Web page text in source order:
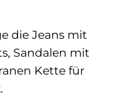
die Jeans mit
Sandalen mit
Kette für